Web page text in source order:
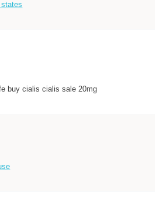
buy cialis cialis sale 20mg